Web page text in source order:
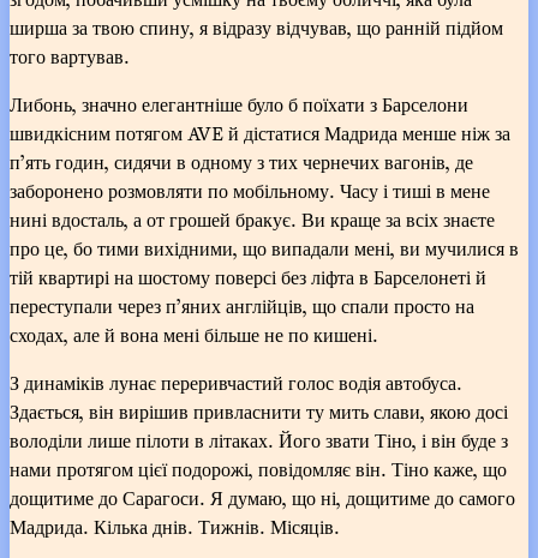
ширша за твою спину, я відразу відчував, що ранній підйом
того вартував.
Либонь, значно елегантніше було б поїхати з Барселони
швидкісним потягом AVE й дістатися Мадрида менше ніж за
п’ять годин, сидячи в одному з тих чернечих вагонів, де
заборонено розмовляти по мобільному. Часу і тиші в мене
нині вдосталь, а от грошей бракує. Ви краще за всіх знаєте
про це, бо тими вихідними, що випадали мені, ви мучилися в
тій квартирі на шостому поверсі без ліфта в Барселонеті й
переступали через п’яних англійців, що спали просто на
сходах, але й вона мені більше не по кишені.
З динаміків лунає переривчастий голос водія автобуса.
Здається, він вирішив привласнити ту мить слави, якою досі
володіли лише пілоти в літаках. Його звати Тіно, і він буде з
нами протягом цієї подорожі, повідомляє він. Тіно каже, що
дощитиме до Сарагоси. Я думаю, що ні, дощитиме до самого
Мадрида. Кілька днів. Тижнів. Місяців.